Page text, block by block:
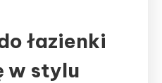
łazienki
w stylu